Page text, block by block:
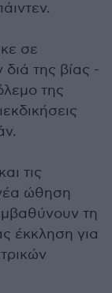
σε
της βίας -
της
τις
ώθηση
τη
έκκληση για